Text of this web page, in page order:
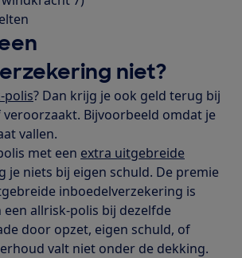
niet?
polis? Dan krijg je ook geld terug bij
veroorzaakt. Bijvoorbeeld omdat je
vallen.
met een extra uitgebreide
je niets bij eigen schuld. De premie
inboedelverzekering is
een allrisk-polis bij dezelfde
door opzet, eigen schuld, of
valt niet onder de dekking.